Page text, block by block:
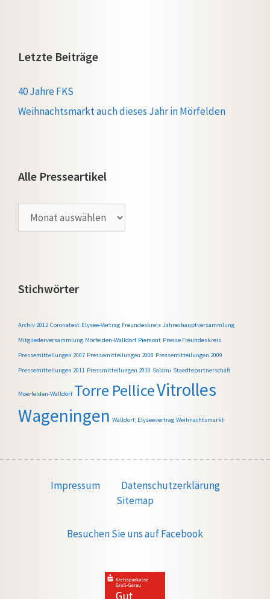
Letzte Beiträge
40 Jahre FKS
Weihnachtsmarkt auch dieses Jahr in Mörfelden
Alle Presseartikel
Presseartikel
Stichwörter
Archiv 2012 Coronatest Elysee-Vertrag Freundeskreis Jahreshauptversammlung
Mitgliederversammlung Mörfelden-Walldorf Piemont Presse Freundeskreis
Pressemitteilungen 2007 Pressemitteilungen 2008 Pressemitteilungen 2009
Pressemitteilungen 2011 Pressmitteilungen 2010 Salami Staedtepartnerschaft
Moerfelden-Walldorf Torre PelliceVitrolles
Wageningen Walldorf; Elyseevertrag Weihnachtsmarkt
Impressum
Datenschutzerklärung
Sitemap
Besuchen Sie uns auf Facebook